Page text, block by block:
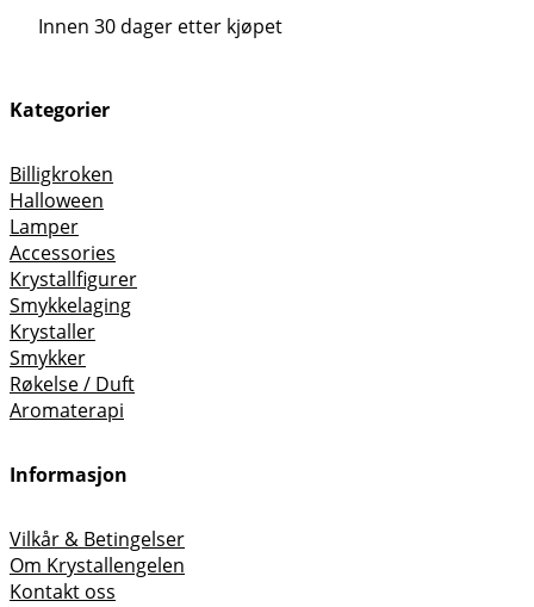
Innen 30 dager etter kjøpet
Kategorier
Billigkroken
Halloween
Lamper
Accessories
Krystallfigurer
Smykkelaging
Krystaller
Smykker
Røkelse / Duft
Aromaterapi
Informasjon
Vilkår & Betingelser
Om Krystallengelen
Kontakt oss